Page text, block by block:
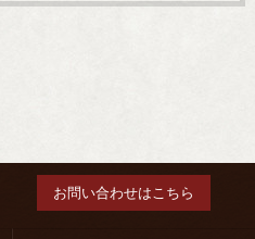
お問い合わせはこちら